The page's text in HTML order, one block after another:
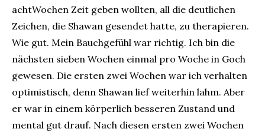
achtWochen Zeit geben wollten, all die deutlichen
Zeichen, die Shawan gesendet hatte, zu therapieren.
Wie gut. Mein Bauchgefühl war richtig. Ich bin die
nächsten sieben Wochen einmal pro Woche in Goch
gewesen. Die ersten zwei Wochen war ich verhalten
optimistisch, denn Shawan lief weiterhin lahm. Aber
er war in einem körperlich besseren Zustand und
mental gut drauf. Nach diesen ersten zwei Wochen